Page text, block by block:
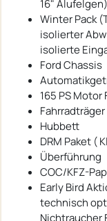
16" Alufelgen)
Winter Pack
isolierter
isolierte
Ford Chassis
165 PS Motor
Hubbett
DRM Paket (
Überführung
COC/KFZ-
Early Bird
technisch
Nichtraucher